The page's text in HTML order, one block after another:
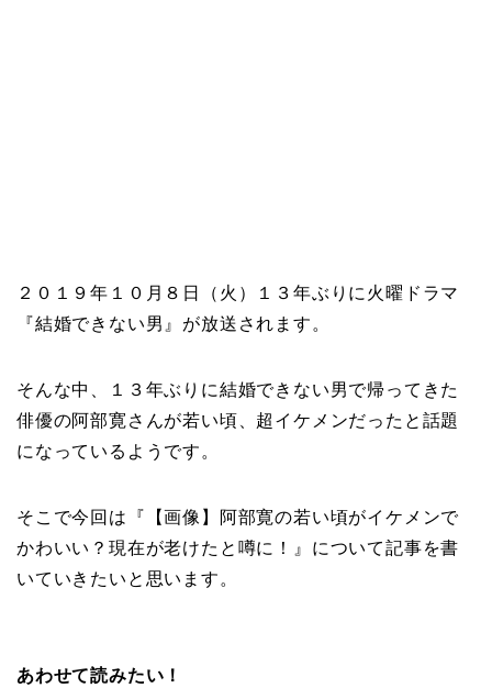
２０１９年１０月８日（火）１３年ぶりに火曜ドラマ
『結婚できない男』が放送されます。
そんな中、１３年ぶりに結婚できない男で帰ってきた
俳優の阿部寛さんが若い頃、超イケメンだったと話題
になっているようです。
そこで今回は『【画像】阿部寛の若い頃がイケメンで
かわいい？現在が老けたと噂に！』について記事を書
いていきたいと思います。
あわせて読みたい！